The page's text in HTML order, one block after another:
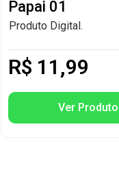
Papai 01
Produto Digital.
R$ 11,99
Ver Produto